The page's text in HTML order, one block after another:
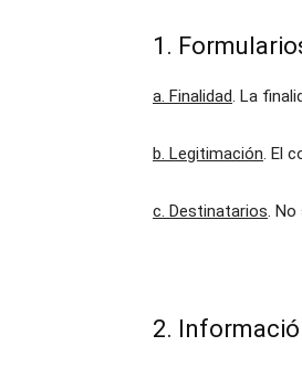
1.
a. Finalidad. La
b. Legitimación. El
c. Destinatarios. No
2.